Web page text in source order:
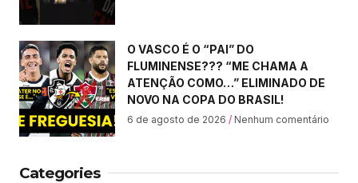
O VASCO É O “PAI” DO
FLUMINENSE??? “ME CHAMA A
ATENÇÃO COMO…” ELIMINADO DE
NOVO NA COPA DO BRASIL!
6 de agosto de 2026 Nenhum comentário
Categories